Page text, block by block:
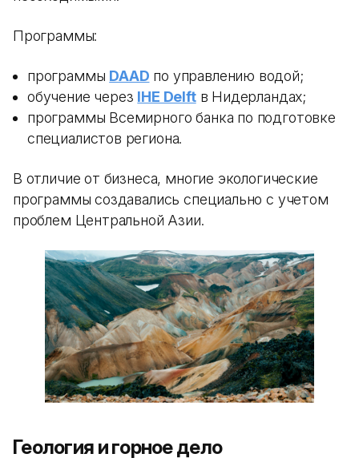
Программы:
программы DAAD по управлению водой;
обучение через IHE Delftв Нидерландах;
программы Всемирного банка по подготовке
специалистов региона.
В отличие от бизнеса, многие экологические
программы создавались специально с учетом
проблем Центральной Азии.
Геология и горное дело